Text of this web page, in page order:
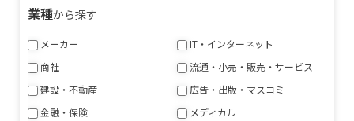
業種から探す
メーカー
IT・インターネット
商社
流通・小売・販売・サービス
建設・不動産
広告・出版・マスコミ
金融・保険
メディカル